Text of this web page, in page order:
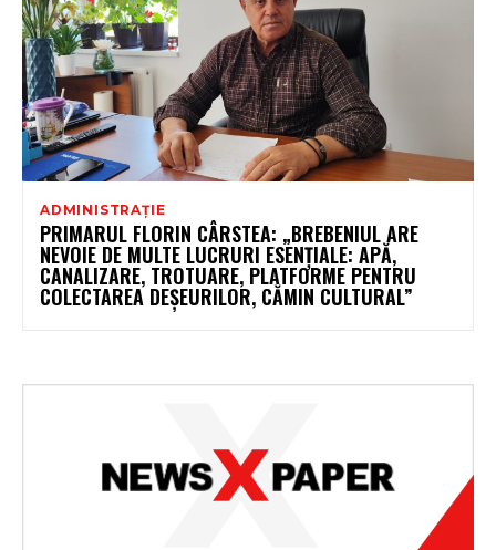
ADMINISTRAȚIE
PRIMARUL FLORIN CÂRSTEA: „BREBENIUL ARE
NEVOIE DE MULTE LUCRURI ESENȚIALE: APĂ,
CANALIZARE, TROTUARE, PLATFORME PENTRU
COLECTAREA DEȘEURILOR, CĂMIN CULTURAL”